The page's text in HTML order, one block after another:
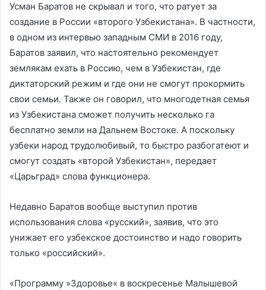
Усман Баратов не скрывал и того, что ратует за
создание в России «второго Узбекистана». В частности,
в одном из интервью западным СМИ в 2016 году,
Баратов заявил, что настоятельно рекомендует
землякам ехать в Россию, чем в Узбекистан, где
диктаторский режим и где они не смогут прокормить
свои семьи. Также он говорил, что многодетная семья
из Узбекистана сможет получить несколько га
бесплатно земли на Дальнем Востоке. А поскольку
узбеки народ трудолюбивый, то быстро разбогатеют и
смогут создать «второй Узбекистан», передает
«Царьград» слова функционера.
Недавно Баратов вообще выступил против
использования слова «русский», заявив, что это
унижает его узбекское достоинство и надо говорить
только «российский».
«Программу »Здоровье« в воскресенье Малышевой